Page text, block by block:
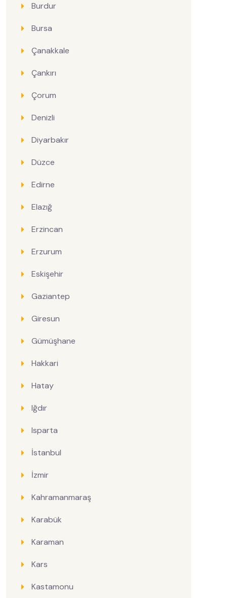
Burdur
Bursa
Çanakkale
Çankırı
Çorum
Denizli
Diyarbakır
Düzce
Edirne
Elazığ
Erzincan
Erzurum
Eskişehir
Gaziantep
Giresun
Gümüşhane
Hakkari
Hatay
Iğdır
Isparta
İstanbul
İzmir
Kahramanmaraş
Karabük
Karaman
Kars
Kastamonu